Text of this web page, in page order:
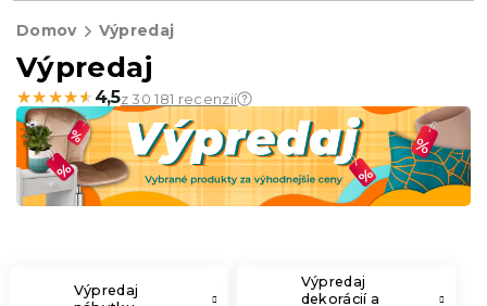
Domov Výpredaj
Výpredaj
★★★★★
★★★★★ 4,5z 30 181 recenzií
Výpredaj
Výpredaj
dekorácií a